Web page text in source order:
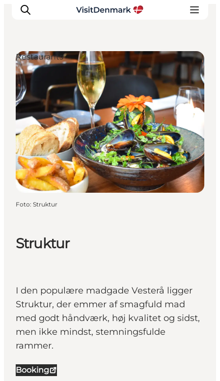
Inspiration
Regionen
Erlebnisse
Unterkünfte
Reiseplanung
Struktur
I den populære madgade Vesterå ligger
Struktur, der emmer af smagfuld mad
med godt håndværk, høj kvalitet og sidst,
men ikke mindst, stemningsfulde
rammer.
Booking
Restaurants
Foto: Struktur